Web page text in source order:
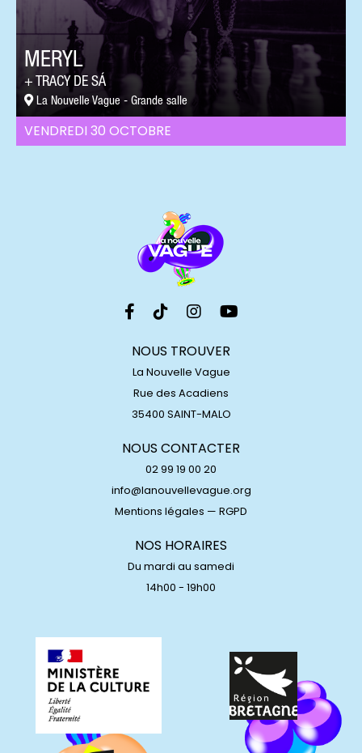
VENDREDI 30 OCTOBRE
MERYL
TRACY DE SÁ
La Nouvelle Vague - Grande salle
NOUS TROUVER
La Nouvelle Vague
Rue des Acadiens
35400 SAINT-MALO
NOUS CONTACTER
02 99 19 00 20
info@lanouvellevague.org
Mentions légales — RGPD
NOS HORAIRES
Du mardi au samedi
14h00 - 19h00